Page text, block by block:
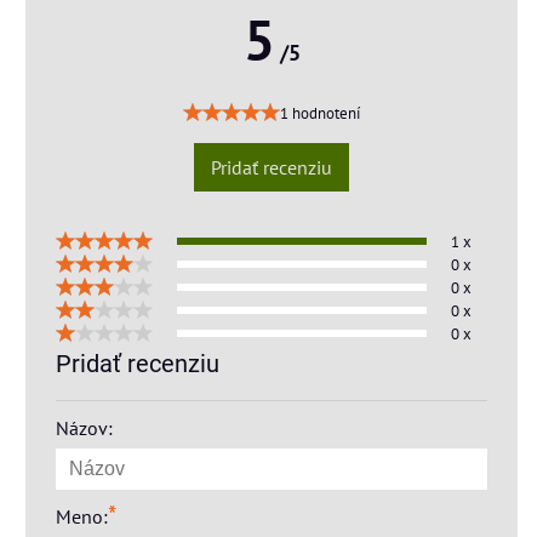
5 /5
1 hodnotení
Pridať recenziu
1 x
0 x
0 x
0 x
0 x
Pridať recenziu
Názov:
Meno:*